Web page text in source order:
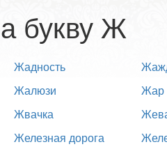
букву Ж
Жадность
Жалюзи
Жар
Жвачка
Железная дорога